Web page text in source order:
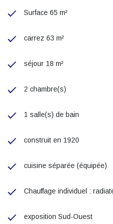
Surface 65 m²
carrez 63 m²
séjour 18 m²
2 chambre(s)
1 salle(s) de bain
construit en 1920
cuisine séparée (équipée)
Chauffage individuel :
exposition Sud-Ouest